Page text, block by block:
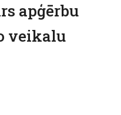
apģērbu
veikalu